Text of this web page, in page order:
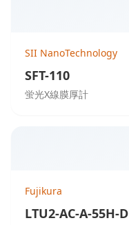
SII NanoTechnology
SFT-110
蛍光X線膜厚計
Fujikura
LTU2-AC-A-55H-D